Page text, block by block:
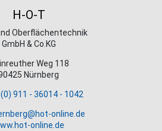
H-O-T
Oberflächentechnik
GmbH & Co.KG
Weg 118
Nürnberg
911 - 36014 - 1042
online.de
online.de